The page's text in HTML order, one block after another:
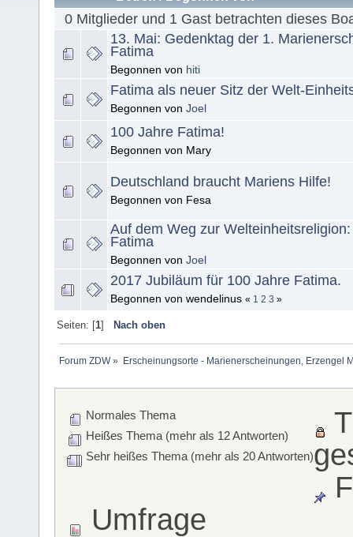
0 Mitglieder und 1 Gast betrachten dieses
13. Mai: Gedenktag der 1.
Fatima
Begonnen von hiti
Fatima als neuer Sitz der Welt-
Begonnen von Joel
100 Jahre Fatima!
Begonnen von Mary
Deutschland braucht Mariens Hilfe!
Begonnen von Fesa
Auf dem Weg zur
Fatima
Begonnen von Joel
2017 Jubiläum für 100 Jahre Fatima.
Begonnen von wendelinus « 1 2 3 »
Seiten: [1] Nach oben
Forum ZDW» Erscheinungsorte - Marienerscheinungen, Erzengel
Normales Thema
Heißes Thema (mehr als 12 Antworten)
Sehr heißes Thema (mehr als 20 Antworten)
Umfrage